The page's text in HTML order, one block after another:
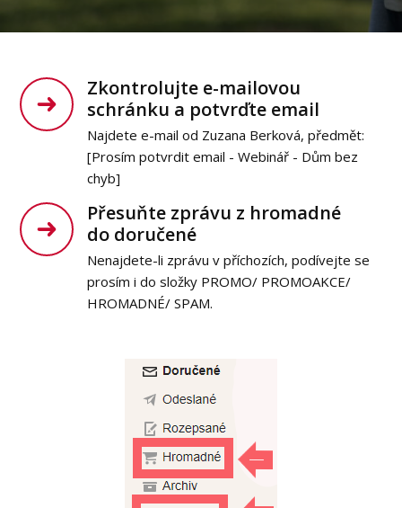
Zkontrolujte e-mailovou
schránku a potvrďte email
Najdete e-mail od Zuzana Berková, předmět:
[Prosím potvrdit email - Webinář - Dům bez
chyb]
Přesuňte zprávu z hromadné
do doručené
Nenajdete-li zprávu v příchozích, podívejte se
prosím i do složky PROMO/ PROMOAKCE/
HROMADNÉ/ SPAM.